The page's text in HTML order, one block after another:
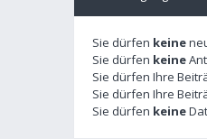
Sie dürfen keine
Sie dürfen keine
Sie dürfen Ihre
Sie dürfen Ihre
Sie dürfen keine